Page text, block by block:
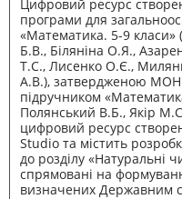
Цифровий ресурс
програми для
«Математика. 5-9 класи»
Б.В., Біляніна О.Я.,
Т.С., Лисенко О.Є.,
А.В.), затвердженою МОН
підручником
Полянський В.Б., Якір
цифровий ресурс
Studio та містить
до розділу «Натуральні
спрямовані на
визначених Державним